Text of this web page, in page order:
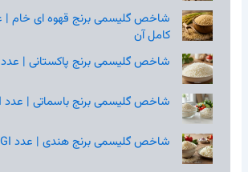
کامل آن
شاخص گلیسمی برنج پاکستانی | عدد GI و بررسی کامل آن
شاخص گلیسمی برنج باسماتی | عدد GI و بررسی کامل آن
شاخص گلیسمی برنج هندی | عدد GI و بررسی کامل آن